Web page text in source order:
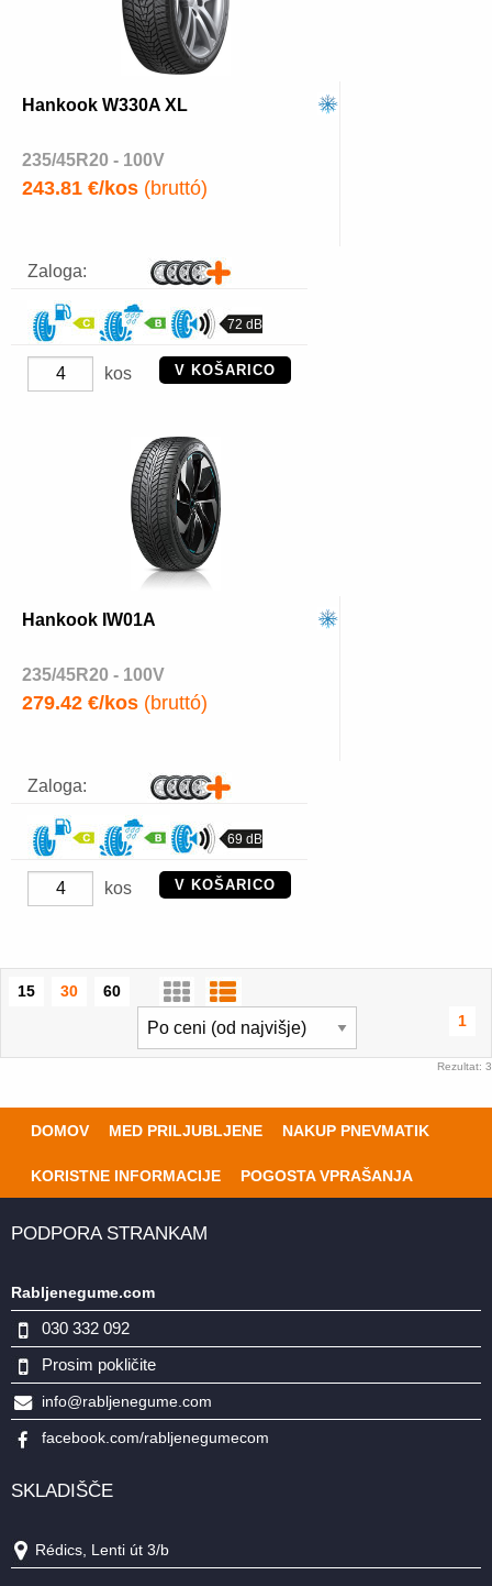
Hankook W330A XL
235/45R20 - 100V
243.81 €/kos (bruttó)
Zaloga:
72 dB
kos V KOŠARICO
Hankook IW01A
235/45R20 - 100V
279.42 €/kos (bruttó)
Zaloga:
69 dB
kos V KOŠARICO
15 30
60
1
Rezultat: 3
DOMOV MED PRILJUBLJENE NAKUP PNEVMATIK
KORISTNE INFORMACIJE POGOSTA VPRAŠANJA
PODPORA STRANKAM
Rabljenegume.com
030 332 092
Prosim pokličite
info@rabljenegume.com
facebook.com/rabljenegumecom
SKLADIŠČE
Rédics, Lenti út 3/b